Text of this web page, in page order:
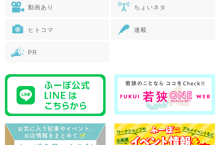
動画あり ちょいネタ
ヒトコマ 連載
PR